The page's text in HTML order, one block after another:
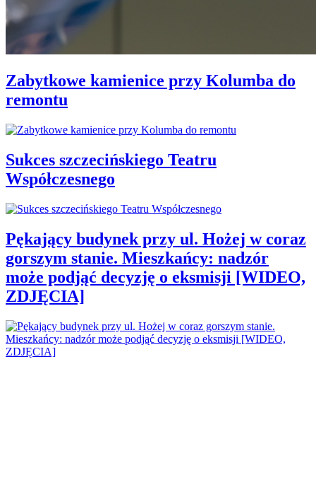
Zabytkowe kamienice przy Kolumba do
remontu
Sukces szczecińskiego Teatru
Współczesnego
Pękający budynek przy ul. Hożej w coraz
gorszym stanie. Mieszkańcy: nadzór
może podjąć decyzję o eksmisji [WIDEO,
ZDJĘCIA]